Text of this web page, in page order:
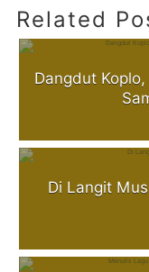
Related
Dangdut
Di Langit